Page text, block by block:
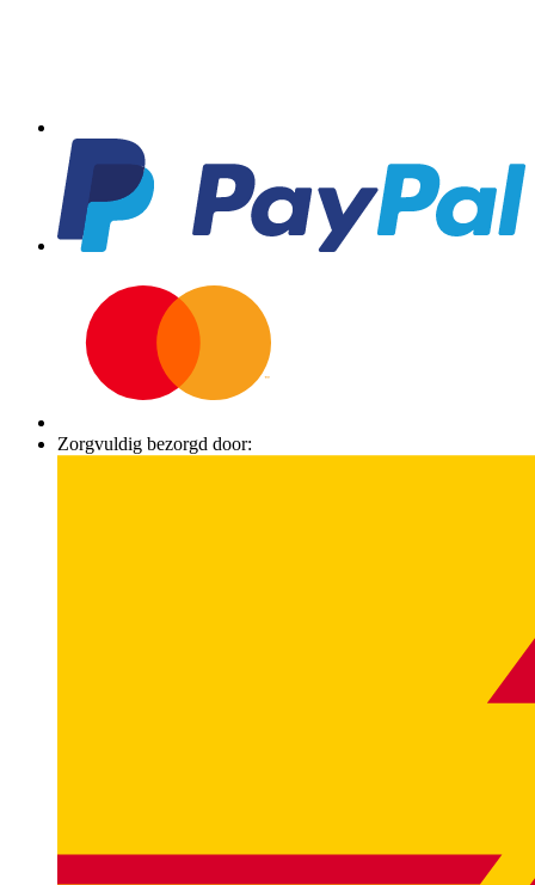
Zorgvuldig bezorgd door: